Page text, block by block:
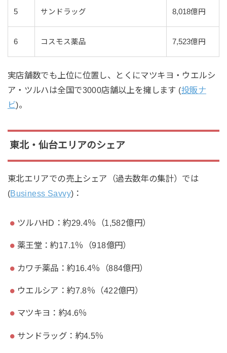
5 サンドラッグ 8,018億円
6 コスモス薬品 7,523億円
実店舗数でも上位に位置し、とくにマツキヨ・ウエルシ
ア・ツルハは全国で3000店舗以上を擁します (投販ナ
ビ)。
東北・仙台エリアのシェア
東北エリアでの売上シェア（過去数年の集計）では
(Business Savvy)：
ツルハHD：約29.4％（1,582億円）
薬王堂：約17.1％（918億円）
カワチ薬品：約16.4％（884億円）
ウエルシア：約7.8％（422億円）
マツキヨ：約4.6％
サンドラッグ：約4.5％